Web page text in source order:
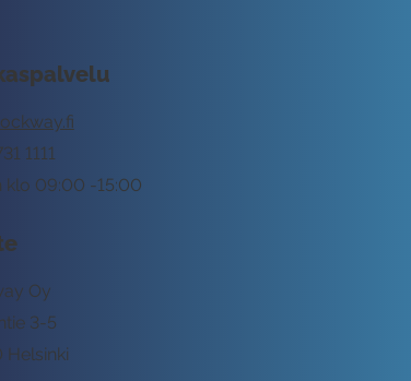
klo 09:00 -15:00
1111
Oy
3-5
Helsinki